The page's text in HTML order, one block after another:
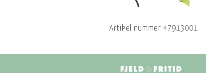
Artikel nummer 47913001